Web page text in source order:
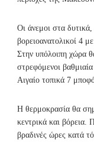
Οι άνεμοι στα δυτικά,
βορειοανατολικοί 4
Στην υπόλοιπη χώρα
στρεφόμενοι
Αιγαίο τοπικά 7
Η θερμοκρασία θα
κεντρικά και βόρεια.
βραδινές ώρες κατά